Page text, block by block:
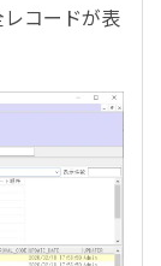
コードが表